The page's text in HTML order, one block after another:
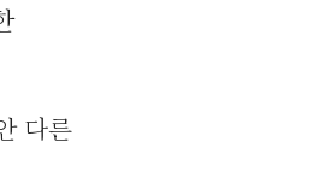
다른